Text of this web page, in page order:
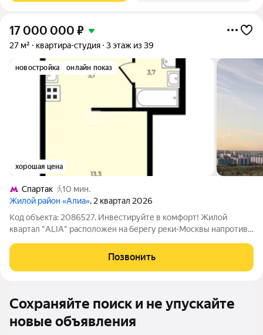
17 000 000 ₽
27 м² квартира-студия 3 этаж из 39
новостройка онлайн показ
хорошая цена
Спартак
10 мин.
Жилой район «Алиа», 2 квартал 2026
Код объекта: 2086527. Инвестируйте в комфорт! Жилой
квартал "ALIA" расположен на берегу реки-Москвы напротив
бора. Метро «Тушинская» и «Спартак» находятся в 15 минутах
пешком. Создайте свой
Позвонить
Сохраняйте поиск и не упускайте
новые объявления